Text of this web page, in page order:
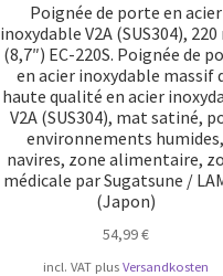
Poignée de porte en acier
inoxydable V2A (SUS304),
(8,7″) EC-220S. Poignée de
en acier inoxydable massif
haute qualité en acier
V2A (SUS304), mat satiné,
environnements humides,
navires, zone alimentaire,
médicale par Sugatsune /
(Japon)
54,99€
incl. VAT plus Versandkosten